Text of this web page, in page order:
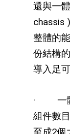
還與一
chassis )
整體的
份結構
導入足
· 一
組件數
至成2個